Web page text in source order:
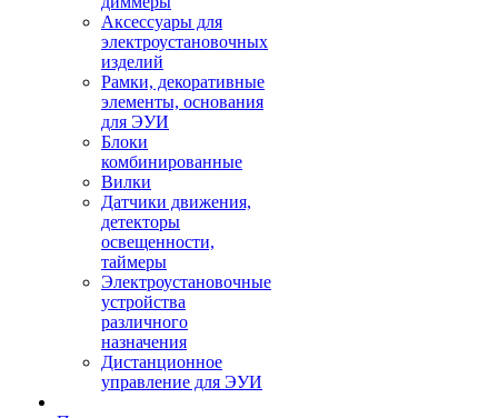
Аксессуары для
электроустановочных
изделий
Рамки, декоративные
элементы, основания
для ЭУИ
Блоки
комбинированные
Вилки
Датчики движения,
детекторы
освещенности,
таймеры
Электроустановочные
устройства
различного
назначения
Дистанционное
управление для ЭУИ